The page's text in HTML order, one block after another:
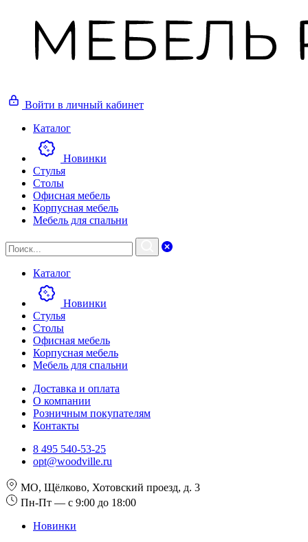
Войти в личный кабинет
Каталог
Новинки
Стулья
Столы
Офисная мебель
Корпусная мебель
Мебель для спальни
Каталог
Новинки
Стулья
Столы
Офисная мебель
Корпусная мебель
Мебель для спальни
Доставка и оплата
О компании
Розничным покупателям
Контакты
8 495 540-53-25
opt@woodville.ru
МО, Щёлково, Хотовский проезд, д. 3
Пн-Пт — с 9:00 до 18:00
Новинки